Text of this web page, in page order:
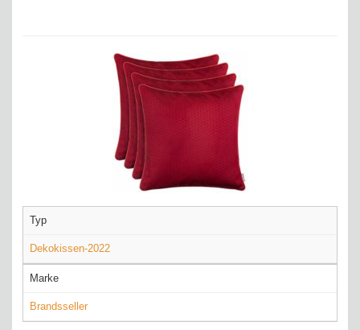
Typ
Dekokissen-2022
Marke
Brandsseller